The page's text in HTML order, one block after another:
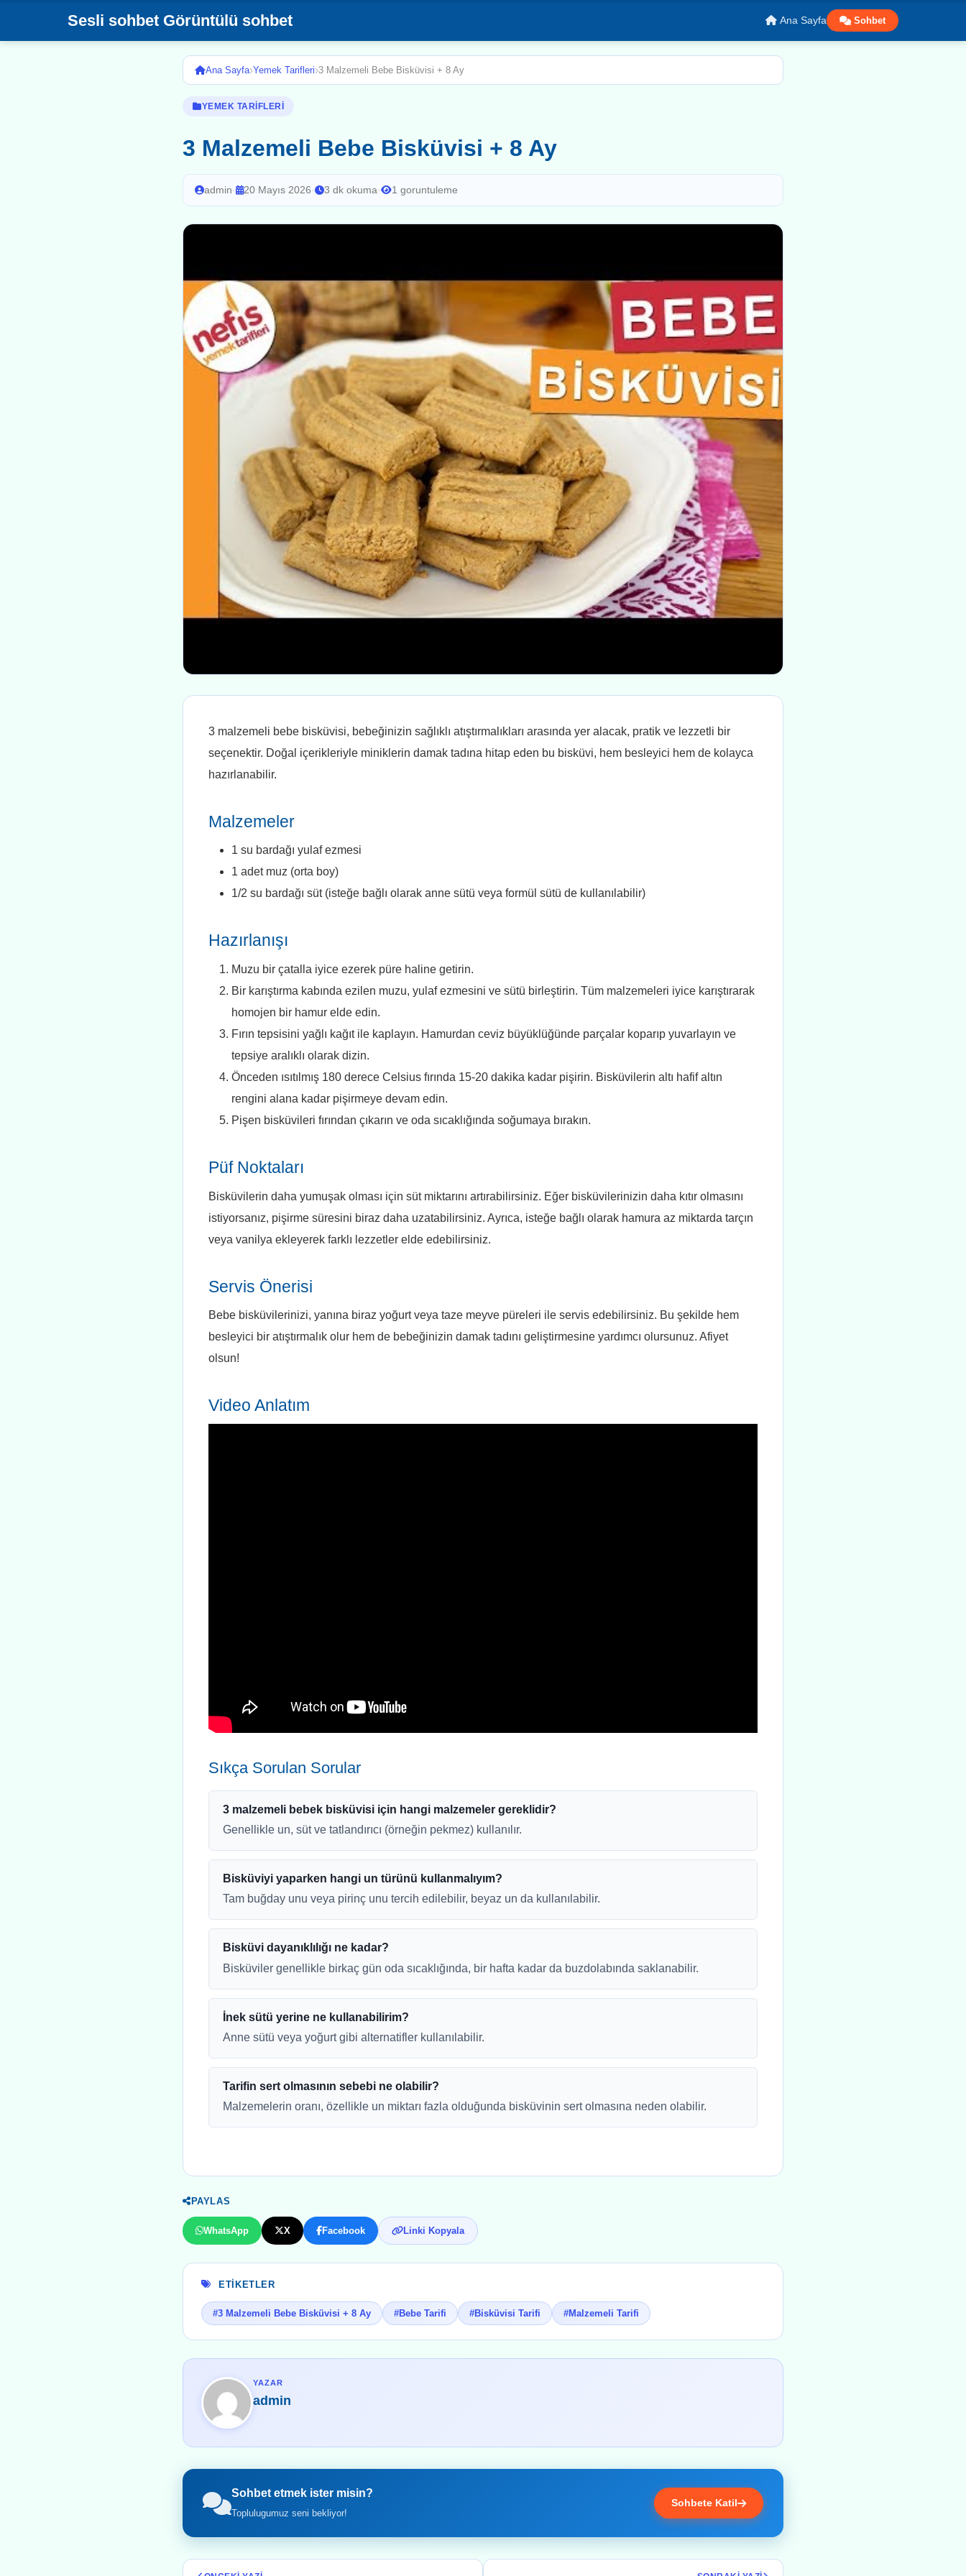
Sesli sohbet Görüntülü sohbet Ana Sayfa Sohbet
Ana Sayfa›Yemek Tarifleri›3 Malzemeli Bebe Bisküvisi + 8 Ay
YEMEK TARIFLERI
3 Malzemeli Bebe Bisküvisi + 8 Ay
admin· 20 Mayıs 2026· 3 dk okuma· 1 goruntuleme
3 malzemeli bebe bisküvisi, bebeğinizin sağlıklı atıştırmalıkları arasında yer alacak, pratik ve lezzetli bir
seçenektir. Doğal içerikleriyle miniklerin damak tadına hitap eden bu bisküvi, hem besleyici hem de kolayca
hazırlanabilir.
Malzemeler
1 su bardağı yulaf ezmesi
1 adet muz (orta boy)
1/2 su bardağı süt (isteğe bağlı olarak anne sütü veya formül sütü de kullanılabilir)
Hazırlanışı
Muzu bir çatalla iyice ezerek püre haline getirin.
Bir karıştırma kabında ezilen muzu, yulaf ezmesini ve sütü birleştirin. Tüm malzemeleri iyice karıştırarak
homojen bir hamur elde edin.
Fırın tepsisini yağlı kağıt ile kaplayın. Hamurdan ceviz büyüklüğünde parçalar koparıp yuvarlayın ve
tepsiye aralıklı olarak dizin.
Önceden ısıtılmış 180 derece Celsius fırında 15-20 dakika kadar pişirin. Bisküvilerin altı hafif altın
rengini alana kadar pişirmeye devam edin.
Pişen bisküvileri fırından çıkarın ve oda sıcaklığında soğumaya bırakın.
Püf Noktaları
Bisküvilerin daha yumuşak olması için süt miktarını artırabilirsiniz. Eğer bisküvilerinizin daha kıtır olmasını
istiyorsanız, pişirme süresini biraz daha uzatabilirsiniz. Ayrıca, isteğe bağlı olarak hamura az miktarda tarçın
veya vanilya ekleyerek farklı lezzetler elde edebilirsiniz.
Servis Önerisi
Bebe bisküvilerinizi, yanına biraz yoğurt veya taze meyve püreleri ile servis edebilirsiniz. Bu şekilde hem
besleyici bir atıştırmalık olur hem de bebeğinizin damak tadını geliştirmesine yardımcı olursunuz. Afiyet
olsun!
Video Anlatım
Sıkça Sorulan Sorular
3 malzemeli bebek bisküvisi için hangi malzemeler gereklidir?
Genellikle un, süt ve tatlandırıcı (örneğin pekmez) kullanılır.
Bisküviyi yaparken hangi un türünü kullanmalıyım?
Tam buğday unu veya pirinç unu tercih edilebilir, beyaz un da kullanılabilir.
Bisküvi dayanıklılığı ne kadar?
Bisküviler genellikle birkaç gün oda sıcaklığında, bir hafta kadar da buzdolabında saklanabilir.
İnek sütü yerine ne kullanabilirim?
Anne sütü veya yoğurt gibi alternatifler kullanılabilir.
Tarifin sert olmasının sebebi ne olabilir?
Malzemelerin oranı, özellikle un miktarı fazla olduğunda bisküvinin sert olmasına neden olabilir.
PAYLAS
WhatsApp X Facebook Linki Kopyala
ETIKETLER
#3 Malzemeli Bebe Bisküvisi + 8 Ay #Bebe Tarifi #Bisküvisi Tarifi #Malzemeli Tarifi
YAZAR
admin
Sohbet etmek ister misin?
Toplulugumuz seni bekliyor!
Sohbete Katil